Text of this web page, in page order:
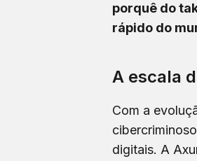
porquê do
rápido do
A escala
Com a
digitais. A